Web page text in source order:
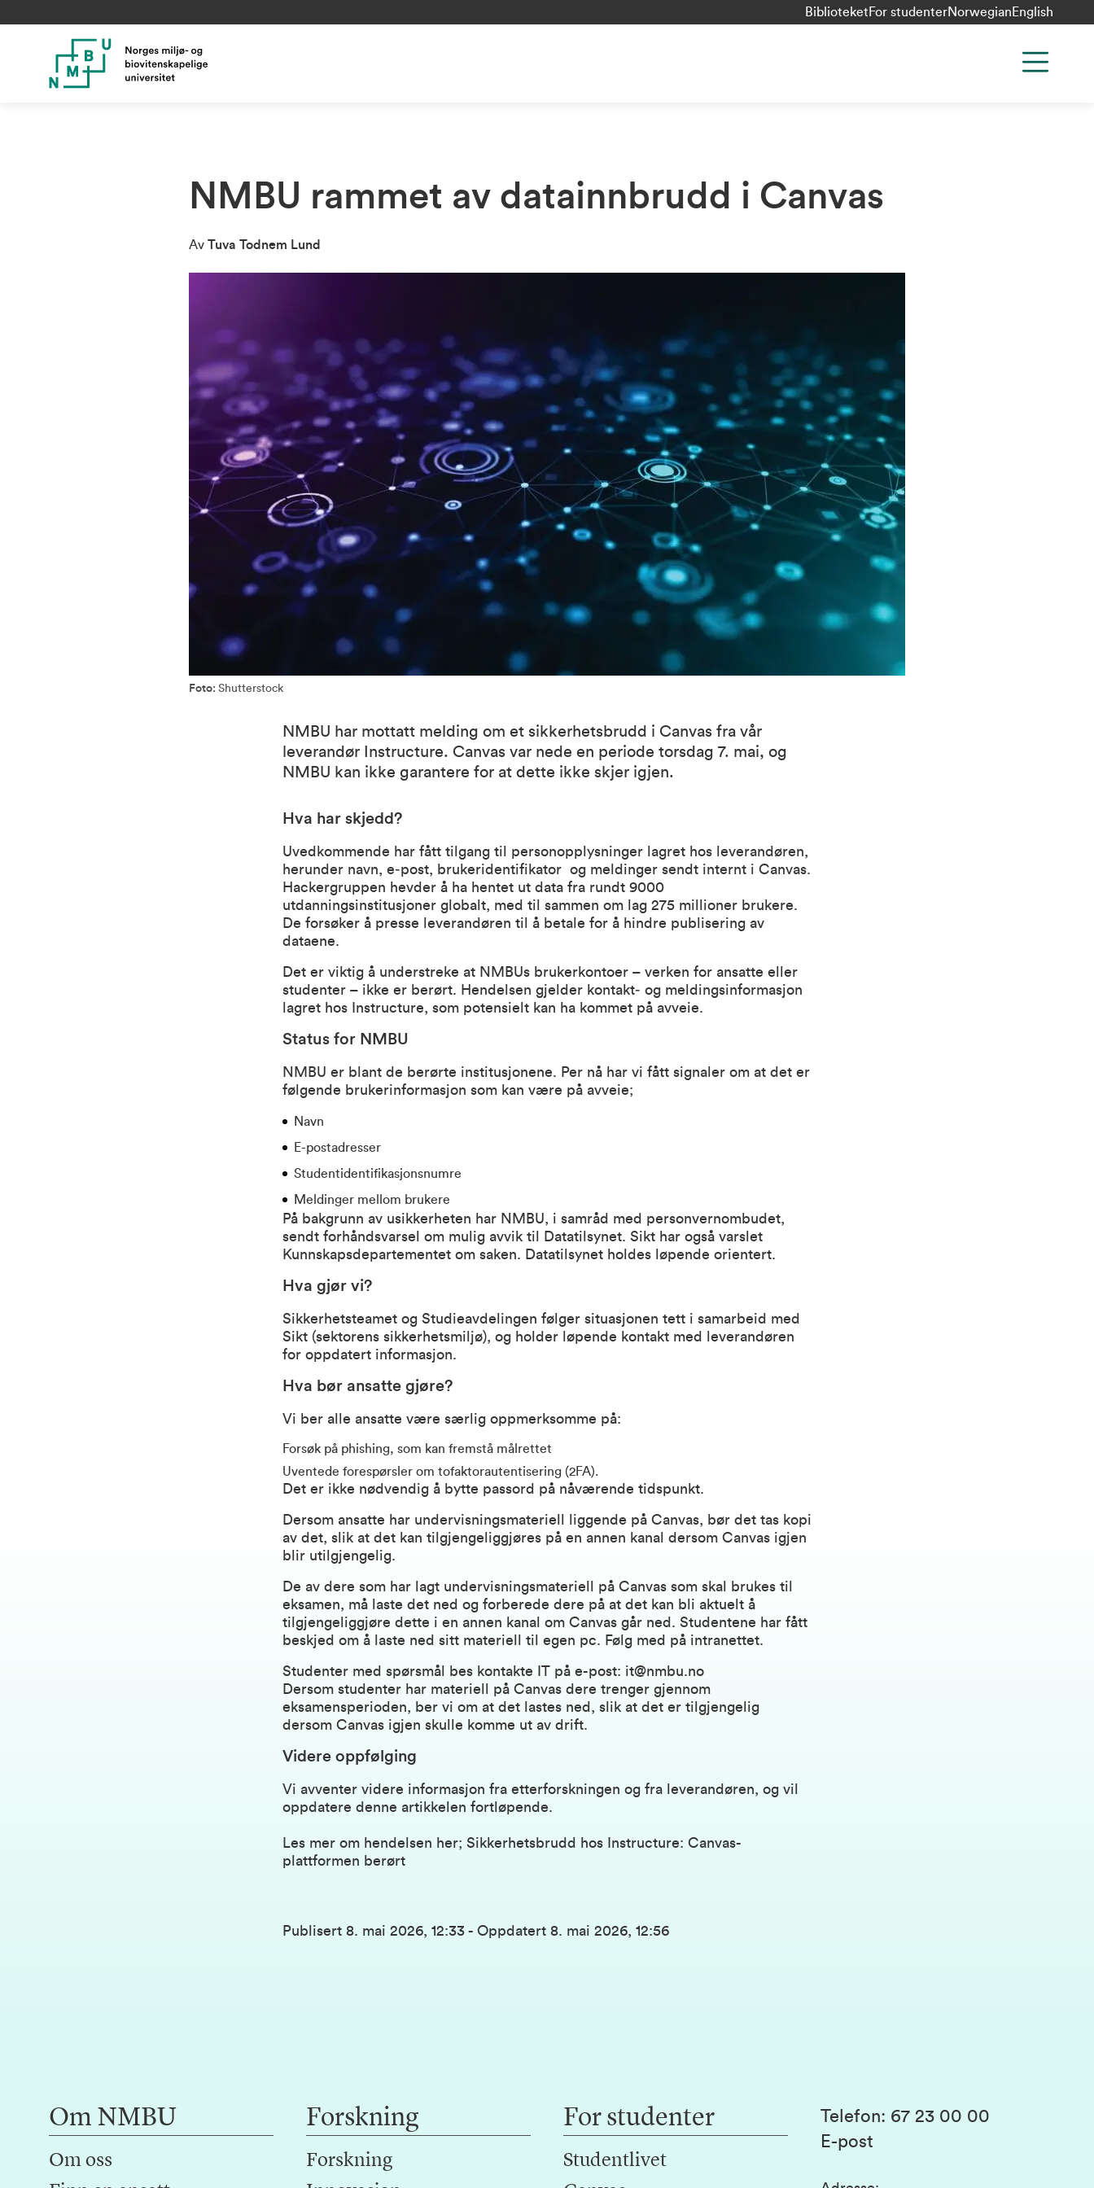
Biblioteket For studenterNorwegian English
NMBU rammet av datainnbrudd i Canvas
Av Tuva Todnem Lund
Foto: Shutterstock
NMBU har mottatt melding om et sikkerhetsbrudd i Canvas fra vår
leverandør Instructure. Canvas var nede en periode torsdag 7. mai, og
NMBU kan ikke garantere for at dette ikke skjer igjen.
Hva har skjedd?
Uvedkommende har fått tilgang til personopplysninger lagret hos leverandøren,
herunder navn, e‑post, brukeridentifikator og meldinger sendt internt i Canvas.
Hackergruppen hevder å ha hentet ut data fra rundt 9000
utdanningsinstitusjoner globalt, med til sammen om lag 275 millioner brukere.
De forsøker å presse leverandøren til å betale for å hindre publisering av
dataene.
Det er viktig å understreke at NMBUs brukerkontoer – verken for ansatte eller
studenter – ikke er berørt. Hendelsen gjelder kontakt‑ og meldingsinformasjon
lagret hos Instructure, som potensielt kan ha kommet på avveie.
Status for NMBU
NMBU er blant de berørte institusjonene. Per nå har vi fått signaler om at det er
følgende brukerinformasjon som kan være på avveie;
Navn
E-postadresser
Studentidentifikasjonsnumre
Meldinger mellom brukere
På bakgrunn av usikkerheten har NMBU, i samråd med personvernombudet,
sendt forhåndsvarsel om mulig avvik til Datatilsynet. Sikt har også varslet
Kunnskapsdepartementet om saken. Datatilsynet holdes løpende orientert.
Hva gjør vi?
Sikkerhetsteamet og Studieavdelingen følger situasjonen tett i samarbeid med
Sikt (sektorens sikkerhetsmiljø), og holder løpende kontakt med leverandøren
for oppdatert informasjon.
Hva bør ansatte gjøre?
Vi ber alle ansatte være særlig oppmerksomme på:
Forsøk på phishing, som kan fremstå målrettet
Uventede forespørsler om tofaktorautentisering (2FA).
Det er ikke nødvendig å bytte passord på nåværende tidspunkt.
Dersom ansatte har undervisningsmateriell liggende på Canvas, bør det tas kopi
av det, slik at det kan tilgjengeliggjøres på en annen kanal dersom Canvas igjen
blir utilgjengelig.
De av dere som har lagt undervisningsmateriell på Canvas som skal brukes til
eksamen, må laste det ned og forberede dere på at det kan bli aktuelt å
tilgjengeliggjøre dette i en annen kanal om Canvas går ned. Studentene har fått
beskjed om å laste ned sitt materiell til egen pc. Følg med på intranettet.
Studenter med spørsmål bes kontakte IT på e-post: it@nmbu.no
Dersom studenter har materiell på Canvas dere trenger gjennom
eksamensperioden, ber vi om at det lastes ned, slik at det er tilgjengelig
dersom Canvas igjen skulle komme ut av drift.
Videre oppfølging
Vi avventer videre informasjon fra etterforskningen og fra leverandøren, og vil
oppdatere denne artikkelen fortløpende.
Les mer om hendelsen her; Sikkerhetsbrudd hos Instructure: Canvas-
plattformen berørt
Publisert 8. mai 2026, 12:33 - Oppdatert 8. mai 2026, 12:56
Om NMBU
Om oss
Forskning
Forskning
For studenter
Studentlivet
Telefon: 67 23 00 00
E-post